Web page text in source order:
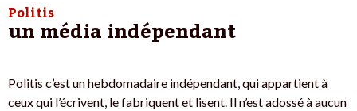
Politis
un média indépendant
Politis c’est un hebdomadaire indépendant, qui appartient à
ceux qui l’écrivent, le fabriquent et lisent. Il n’est adossé à aucun